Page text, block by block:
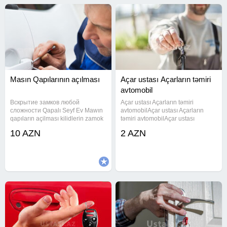
Masın Qapılarının açılması
Вскрытие замков любой
сложности Qapalı Seyf Ev Mawın
qapıların açilması kilidlerin zamok
operativ xidmet gosterilir. seyf
10 AZN
Açar ustası Açarların təmiri
avtomobil
Açar ustası Açarların təmiri
avtomobilAçar ustası Açarların
təmiri avtomobilAçar ustası
ustası Açarların təmiri
2 AZN